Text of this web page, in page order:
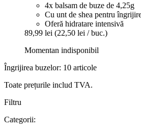
4x balsam de buze de 4,25g
Cu unt de shea pentru
Oferă hidratare intensivă
89,99 lei (22,50 lei / buc.)
Momentan indisponibil
Îngrijirea buzelor: 10 articole
Toate prețurile includ TVA.
Filtru
Categorii: